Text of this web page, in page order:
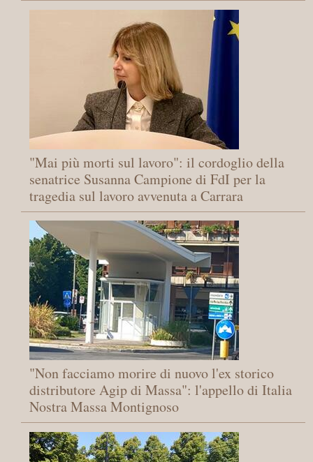
"Mai più morti sul lavoro": il cordoglio della
senatrice Susanna Campione di FdI per la
tragedia sul lavoro avvenuta a Carrara
"Non facciamo morire di nuovo l'ex storico
distributore Agip di Massa": l'appello di Italia
Nostra Massa Montignoso